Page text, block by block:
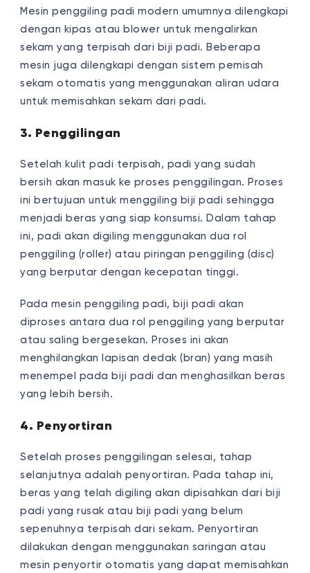
Mesin penggiling padi modern umumnya dilengkapi
dengan kipas atau blower untuk mengalirkan
sekam yang terpisah dari biji padi. Beberapa
mesin juga dilengkapi dengan sistem pemisah
sekam otomatis yang menggunakan aliran udara
untuk memisahkan sekam dari padi.
3. Penggilingan
Setelah kulit padi terpisah, padi yang sudah
bersih akan masuk ke proses penggilingan. Proses
ini bertujuan untuk menggiling biji padi sehingga
menjadi beras yang siap konsumsi. Dalam tahap
ini, padi akan digiling menggunakan dua rol
penggiling (roller) atau piringan penggiling (disc)
yang berputar dengan kecepatan tinggi.
Pada mesin penggiling padi, biji padi akan
diproses antara dua rol penggiling yang berputar
atau saling bergesekan. Proses ini akan
menghilangkan lapisan dedak (bran) yang masih
menempel pada biji padi dan menghasilkan beras
yang lebih bersih.
4. Penyortiran
Setelah proses penggilingan selesai, tahap
selanjutnya adalah penyortiran. Pada tahap ini,
beras yang telah digiling akan dipisahkan dari biji
padi yang rusak atau biji padi yang belum
sepenuhnya terpisah dari sekam. Penyortiran
dilakukan dengan menggunakan saringan atau
mesin penyortir otomatis yang dapat memisahkan